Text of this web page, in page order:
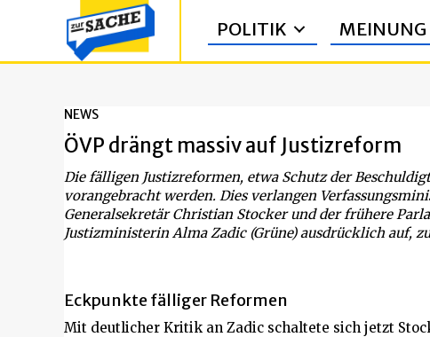
POLITIK MEINUNG
NEWS
ÖVP drängt massiv auf Justizreform
Die fälligen Justizreformen, etwa Schutz der
vorangebracht werden. Dies verlangen
Generalsekretär Christian Stocker und der frühere
Justizministerin Alma Zadic (Grüne) ausdrücklich auf,
Eckpunkte fälliger Reformen
Mit deutlicher Kritik an Zadic schaltete sich jetzt